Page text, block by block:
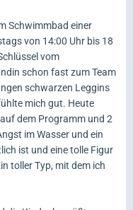
Schwimmbad einer
von 14:00 Uhr bis 18
vom
schon fast zum Team
schwarzen Leggins
mich gut. Heute
dem Programm und 2
im Wasser und ein
ist und eine tolle Figur
toller Typ, mit dem ich